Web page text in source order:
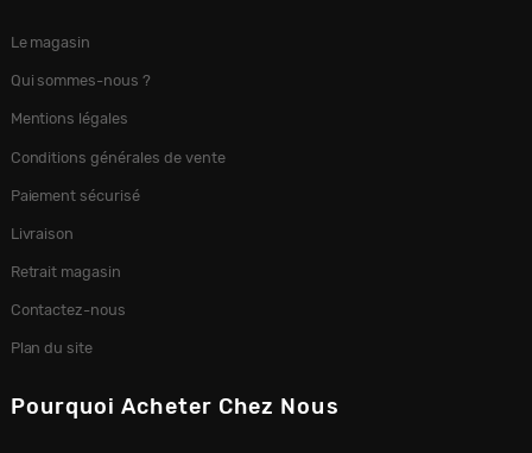
Le magasin
Qui sommes-nous ?
Mentions légales
Conditions générales de vente
Paiement sécurisé
Livraison
Retrait magasin
Contactez-nous
Plan du site
Pourquoi Acheter Chez Nous